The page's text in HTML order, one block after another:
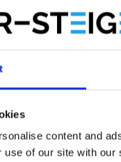
content and
use of our site with